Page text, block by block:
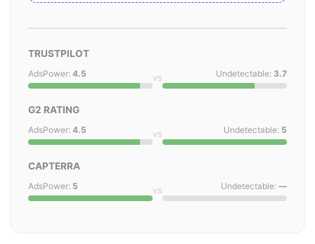
TRUSTPILOT
AdsPower: 4.5 vs Undetectable: 3.7
G2 RATING
AdsPower: 4.5 vs Undetectable: 5
CAPTERRA
AdsPower: 5 vs Undetectable: —